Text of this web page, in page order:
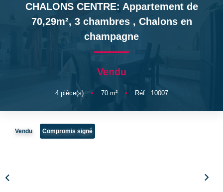
BIENS VENDUS / LOUÉS
NOTRE AGENCE
CONTACT
CHALONS CENTRE: Appartement de
70,29m², 3 chambres , Chalons en
champagne
Vendu
4pièce(s) • 70m² • Réf : 10007
Vendu Compromis signé